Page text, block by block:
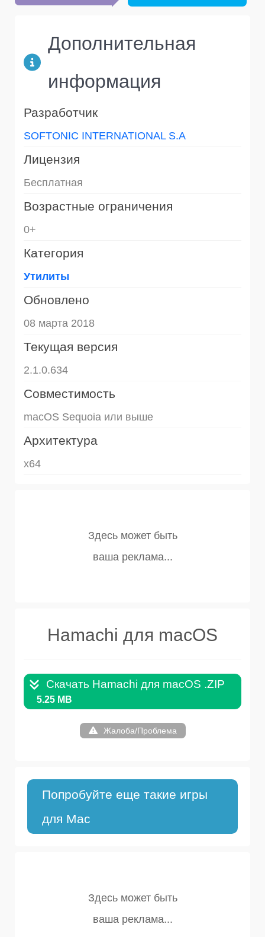
Дополнительная
информация
Разработчик
SOFTONIC INTERNATIONAL S.A
Лицензия
Бесплатная
Возрастные ограничения
0+
Категория
Утилиты
Обновлено
08 марта 2018
Текущая версия
2.1.0.634
Совместимость
macOS Sequoia или выше
Архитектура
x64
Hamachi для macOS
Скачать Hamachi для macOS .ZIP
5.25 MB
Жалоба/Проблема
Попробуйте еще такие игры
для Mac